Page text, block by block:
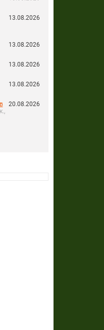
13.08.2026
13.08.2026
13.08.2026
13.08.2026
20.08.2026